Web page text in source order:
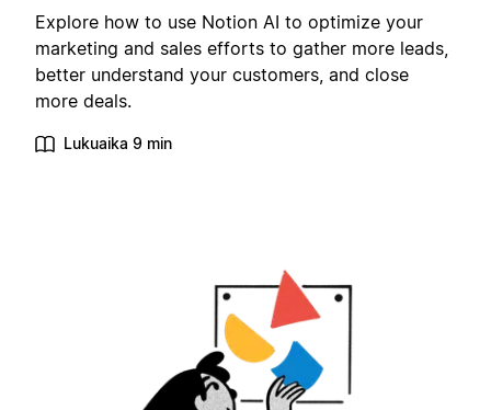
Explore how to use Notion AI to optimize your
marketing and sales efforts to gather more leads,
better understand your customers, and close
more deals.
Lukuaika 9 min